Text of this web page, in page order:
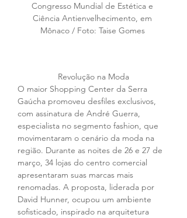
Congresso Mundial de Estética e
Ciência Antienvelhecimento, em
Mônaco / Foto: Taise Gomes
Revolução na Moda
O maior Shopping Center da Serra
Gaúcha promoveu desfiles exclusivos,
com assinatura de André Guerra,
especialista no segmento fashion, que
movimentaram o cenário da moda na
região. Durante as noites de 26 e 27 de
março, 34 lojas do centro comercial
apresentaram suas marcas mais
renomadas. A proposta, liderada por
David Hunner, ocupou um ambiente
sofisticado, inspirado na arquitetura